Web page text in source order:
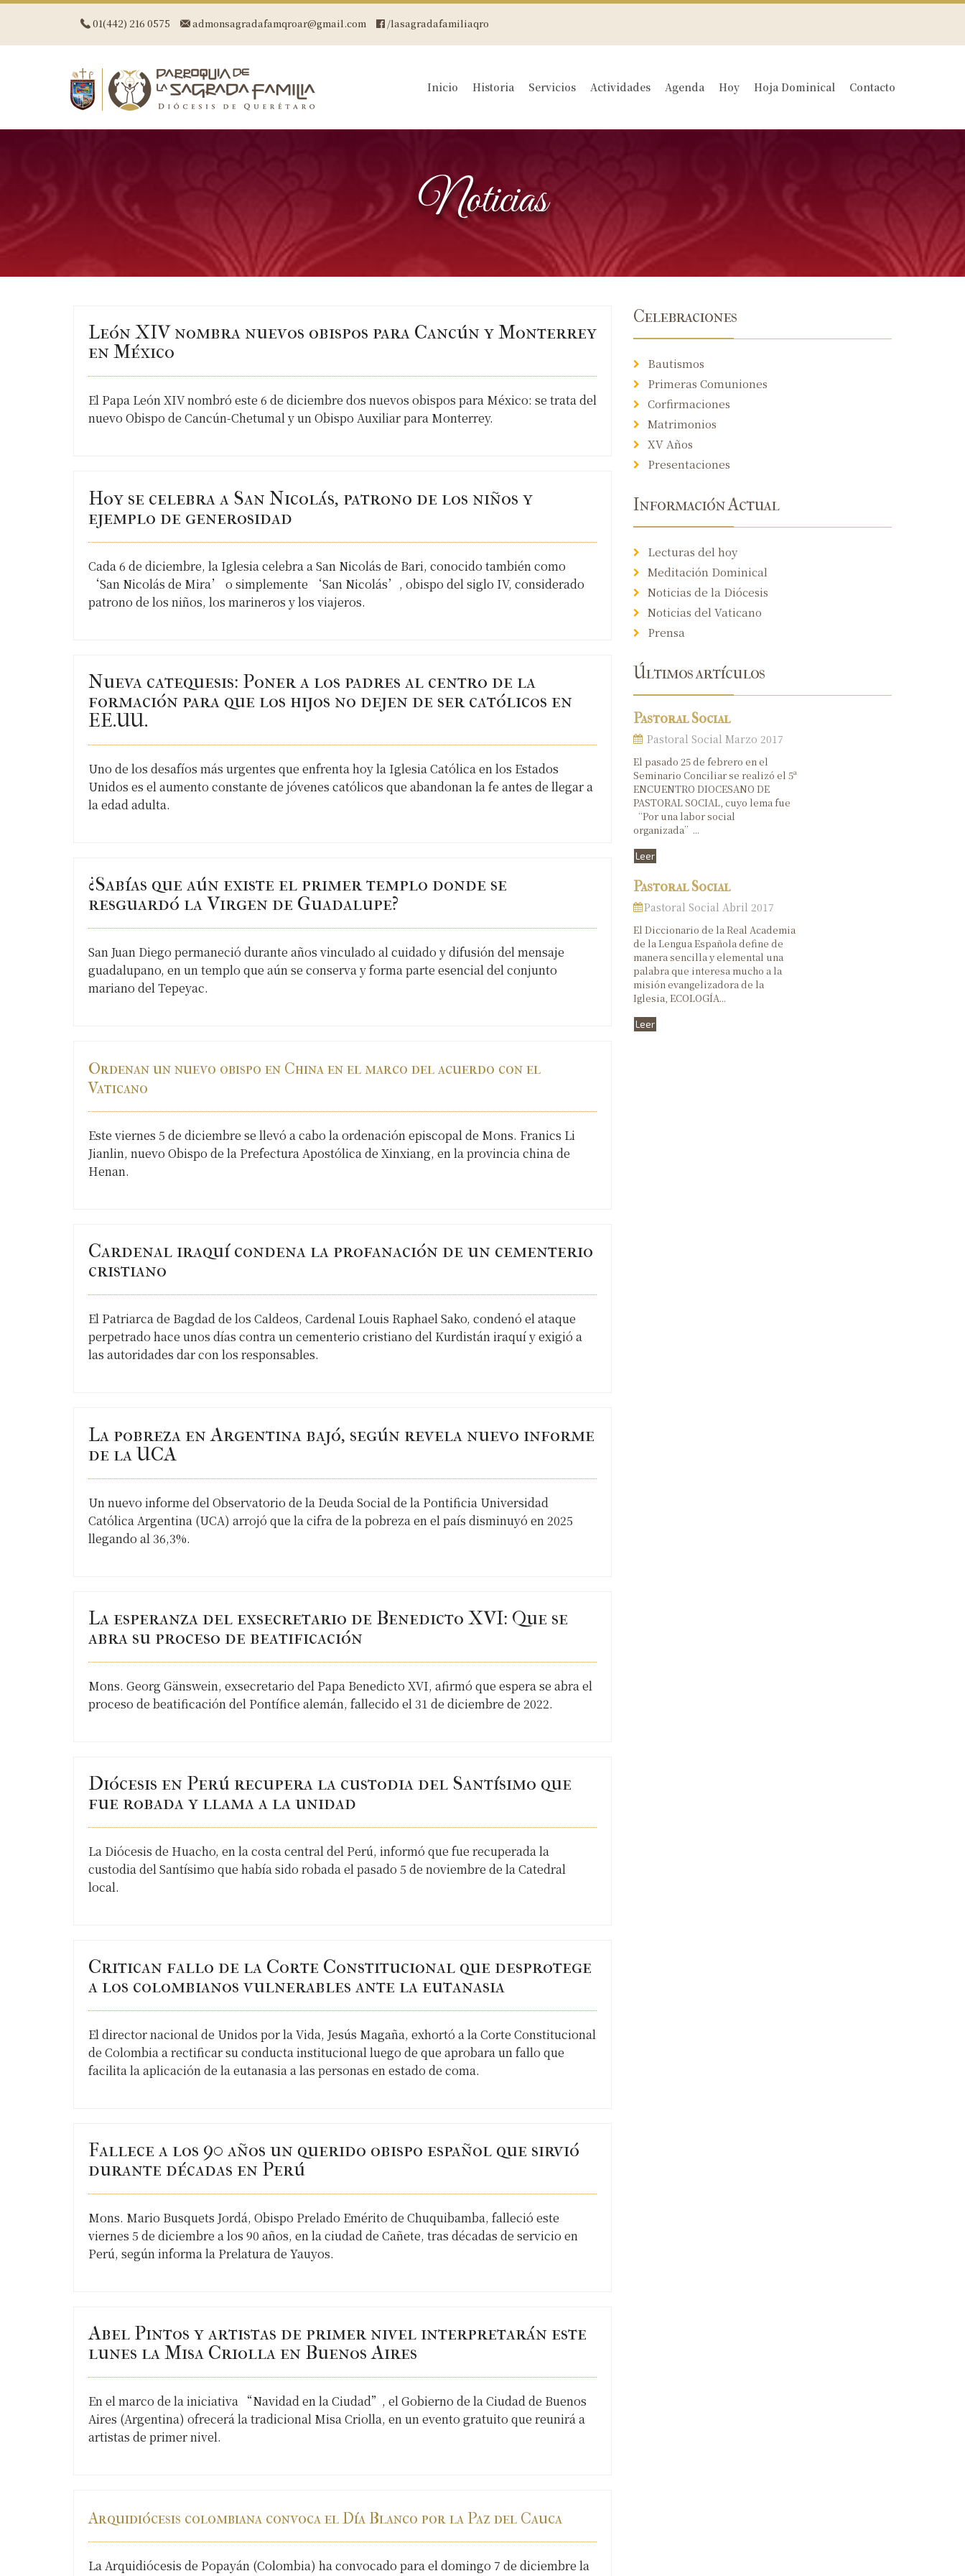
01(442) 216 0575 admonsagradafamqroar@gmail.com /lasagradafamiliaqro
Inicio Historia Servicios Actividades Agenda Hoy Hoja Dominical
XXX Domingo del tiempo ordinario
XXIX Domingo del tiempo ordinario
XXVIII Domingo del tiempo ordinario
XVII Domingo del tiempo ordinario
XIII Domingo del tiempo ordinario
X Domingo del tiempo ordinario
Domingo de la Santísima Trinidad
V Domingo de Pascua
IV Domingo de Pascua
III Domingo de Pascua
Contacto
Noticias
León XIV nombra nuevos obispos para Cancún y Monterrey
en México
El Papa León XIV nombró este 6 de diciembre dos nuevos obispos para México: se trata del
nuevo Obispo de Cancún-Chetumal y un Obispo Auxiliar para Monterrey.
Hoy se celebra a San Nicolás, patrono de los niños y
ejemplo de generosidad
Cada 6 de diciembre, la Iglesia celebra a San Nicolás de Bari, conocido también como
‘San Nicolás de Mira’ o simplemente ‘San Nicolás’, obispo del siglo IV, considerado
patrono de los niños, los marineros y los viajeros.
Nueva catequesis: Poner a los padres al centro de la
formación para que los hijos no dejen de ser católicos en
EE.UU.
Uno de los desafíos más urgentes que enfrenta hoy la Iglesia Católica en los Estados
Unidos es el aumento constante de jóvenes católicos que abandonan la fe antes de llegar a
la edad adulta.
¿Sabías que aún existe el primer templo donde se
resguardó la Virgen de Guadalupe?
San Juan Diego permaneció durante años vinculado al cuidado y difusión del mensaje
guadalupano, en un templo que aún se conserva y forma parte esencial del conjunto
mariano del Tepeyac.
Ordenan un nuevo obispo en China en el marco del acuerdo con el
Vaticano
Este viernes 5 de diciembre se llevó a cabo la ordenación episcopal de Mons. Franics Li
Jianlin, nuevo Obispo de la Prefectura Apostólica de Xinxiang, en la provincia china de
Henan.
Cardenal iraquí condena la profanación de un cementerio
cristiano
El Patriarca de Bagdad de los Caldeos, Cardenal Louis Raphael Sako, condenó el ataque
perpetrado hace unos días contra un cementerio cristiano del Kurdistán iraquí y exigió a
las autoridades dar con los responsables.
La pobreza en Argentina bajó, según revela nuevo informe
de la UCA
Un nuevo informe del Observatorio de la Deuda Social de la Pontificia Universidad
Católica Argentina (UCA) arrojó que la cifra de la pobreza en el país disminuyó en 2025
llegando al 36,3%.
La esperanza del exsecretario de Benedicto XVI: Que se
abra su proceso de beatificación
Mons. Georg Gänswein, exsecretario del Papa Benedicto XVI, afirmó que espera se abra el
proceso de beatificación del Pontífice alemán, fallecido el 31 de diciembre de 2022.
Diócesis en Perú recupera la custodia del Santísimo que
fue robada y llama a la unidad
La Diócesis de Huacho, en la costa central del Perú, informó que fue recuperada la
custodia del Santísimo que había sido robada el pasado 5 de noviembre de la Catedral
local.
Critican fallo de la Corte Constitucional que desprotege
a los colombianos vulnerables ante la eutanasia
El director nacional de Unidos por la Vida, Jesús Magaña, exhortó a la Corte Constitucional
de Colombia a rectificar su conducta institucional luego de que aprobara un fallo que
facilita la aplicación de la eutanasia a las personas en estado de coma.
Fallece a los 90 años un querido obispo español que sirvió
durante décadas en Perú
Mons. Mario Busquets Jordá, Obispo Prelado Emérito de Chuquibamba, falleció este
viernes 5 de diciembre a los 90 años, en la ciudad de Cañete, tras décadas de servicio en
Perú, según informa la Prelatura de Yauyos.
Abel Pintos y artistas de primer nivel interpretarán este
lunes la Misa Criolla en Buenos Aires
En el marco de la iniciativa “Navidad en la Ciudad”, el Gobierno de la Ciudad de Buenos
Aires (Argentina) ofrecerá la tradicional Misa Criolla, en un evento gratuito que reunirá a
artistas de primer nivel.
Arquidiócesis colombiana convoca el Día Blanco por la Paz del Cauca
La Arquidiócesis de Popayán (Colombia) ha convocado para el domingo 7 de diciembre la
Celebraciones
Bautismos
Primeras Comuniones
Corfirmaciones
Matrimonios
XV Años
Presentaciones
Información Actual
Lecturas del hoy
Meditación Dominical
Noticias de la Diócesis
Noticias del Vaticano
Prensa
Últimos artículos
Pastoral Social
Pastoral Social Marzo 2017
El pasado 25 de febrero en el
Seminario Conciliar se realizó el 5ª
ENCUENTRO DIOCESANO DE
PASTORAL SOCIAL, cuyo lema fue
“Por una labor social
organizada”...
Leer
Pastoral Social
Pastoral Social Abril 2017
El Diccionario de la Real Academia
de la Lengua Española define de
manera sencilla y elemental una
palabra que interesa mucho a la
misión evangelizadora de la
Iglesia, ECOLOGÍA...
Leer